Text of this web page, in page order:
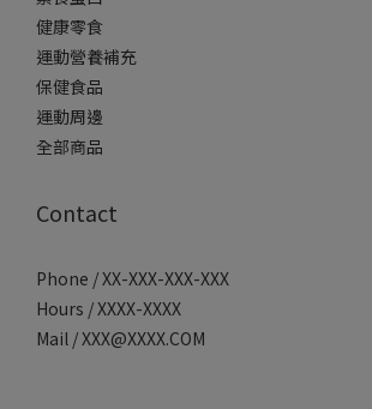
健康零食
運動營養補充
保健食品
運動周邊
全部商品
Contact
Phone / XX-XXX-XXX-XXX
Hours / XXXX-XXXX
Mail / XXX@XXXX.COM